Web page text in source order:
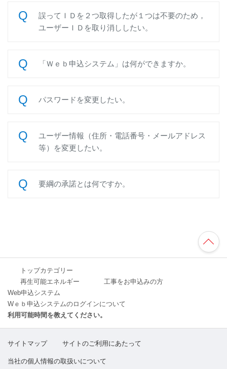
誤ってＩＤを２つ取得したが１つは不要のため，
ユーザーＩＤを取り消ししたい。
「Ｗｅｂ申込システム」は何ができますか。
パスワードを変更したい。
ユーザー情報（住所・電話番号・メールアドレス
等）を変更したい。
要綱の承諾とは何ですか。
TO
P
へ
トップカテゴリー
再生可能エネルギー
工事をお申込みの方
Web申込システム
Wｅｂ申込システムのログインについて
利用可能時間を教えてください。
サイトマップ サイトのご利用にあたって
当社の個人情報の取扱いについて